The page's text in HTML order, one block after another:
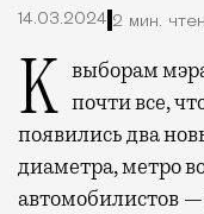
14.03.2024 2 мин.
К выборам мэра в сентябре в Москве открыли почти все,
появились два
диаметра, метро
автомобилистов